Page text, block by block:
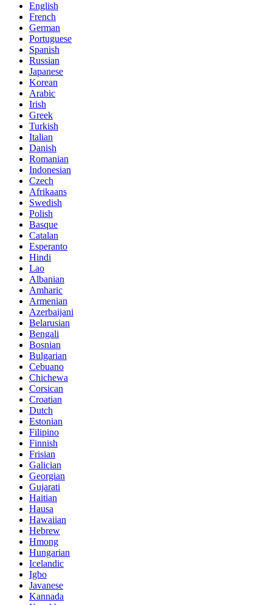
English
French
German
Portuguese
Spanish
Russian
Japanese
Korean
Arabic
Irish
Greek
Turkish
Italian
Danish
Romanian
Indonesian
Czech
Afrikaans
Swedish
Polish
Basque
Catalan
Esperanto
Hindi
Lao
Albanian
Amharic
Armenian
Azerbaijani
Belarusian
Bengali
Bosnian
Bulgarian
Cebuano
Chichewa
Corsican
Croatian
Dutch
Estonian
Filipino
Finnish
Frisian
Galician
Georgian
Gujarati
Haitian
Hausa
Hawaiian
Hebrew
Hmong
Hungarian
Icelandic
Igbo
Javanese
Kannada